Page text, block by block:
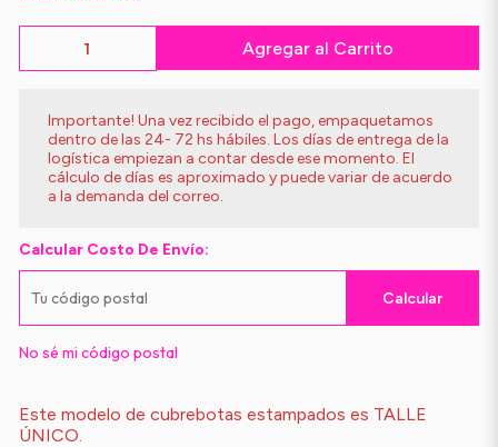
Agregar al Carrito
Importante! Una vez recibido el pago, empaquetamos
dentro de las 24- 72 hs hábiles. Los días de entrega de la
logística empiezan a contar desde ese momento. El
cálculo de días es aproximado y puede variar de acuerdo
a la demanda del correo.
Calcular Costo De Envío:
Calcular
No sé mi código postal
Este modelo de cubrebotas estampados es TALLE
ÚNICO.